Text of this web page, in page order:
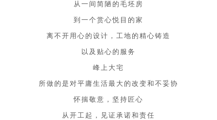
从一间简陋的毛坯房
到一个赏心悦目的家
离不开用心的设计，工地的精心铸造
以及贴心的服务
峰上大宅
所做的是对平庸生活最大的改变和不妥协
怀揣敬意，坚持匠心
从开工起，见证承诺和责任